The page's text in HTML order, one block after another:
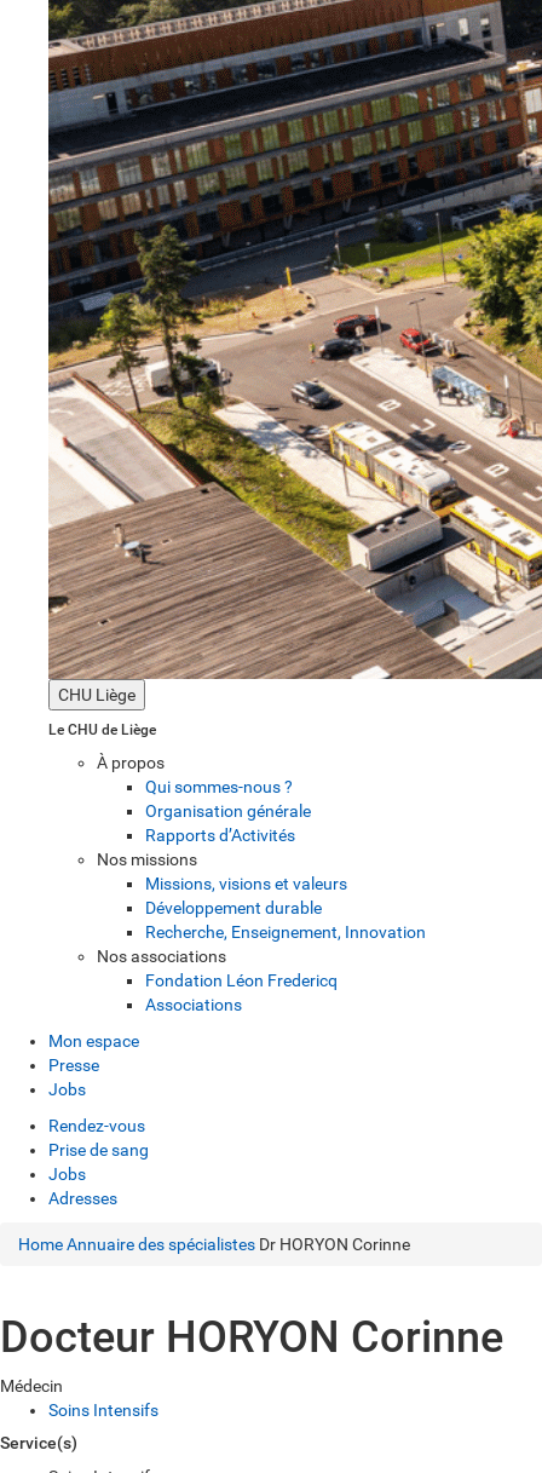
CHU Liège
Le CHU de Liège
À propos
Qui sommes-nous ?
Organisation générale
Rapports d’Activités
Nos missions
Missions, visions et valeurs
Développement durable
Recherche, Enseignement, Innovation
Nos associations
Fondation Léon Fredericq
Associations
Mon espace
Presse
Jobs
Rendez-vous
Prise de sang
Jobs
Adresses
HomeAnnuaire des spécialistes Dr HORYON Corinne
Docteur HORYON Corinne
Médecin
Soins Intensifs
Service(s)